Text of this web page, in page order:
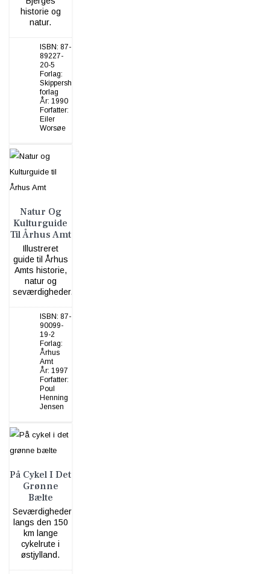
historie og
natur.
ISBN: 87-
89227-
20-5
Forlag:
Skippershoved
forlag
År: 1990
Forfatter:
Eiler
Worsøe
Natur Og
Kulturguide
Til Århus Amt
Illustreret
guide til Århus
Amts historie,
natur og
seværdigheder.
ISBN: 87-
90099-
19-2
Forlag:
Århus
Amt
År: 1997
Forfatter:
Poul
Henning
Jensen
På Cykel I Det
Grønne
Bælte
Seværdigheder
langs den 150
km lange
cykelrute i
østjylland.